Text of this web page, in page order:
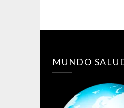
MUNDO